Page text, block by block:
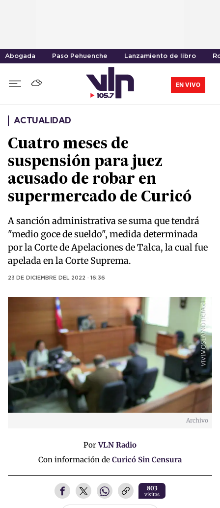
Abogada Paso Pehuenche Lanzamiento de libro
EN VIVO
ACTUALIDAD
Cuatro meses de
suspensión para juez
acusado de robar en
supermercado de Curicó
A sanción administrativa se suma que tendrá
"medio goce de sueldo", medida determinada
por la Corte de Apelaciones de Talca, la cual fue
apelada en la Corte Suprema.
23 DE DICIEMBRE DEL 2022 · 16:36
Archivo
PorVLN Radio
Con información de Curicó Sin Censura
803
visitas